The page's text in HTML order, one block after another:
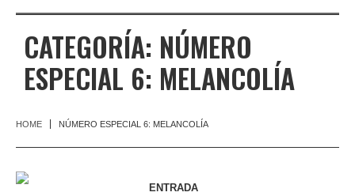
CATEGORÍA: NÚMERO
ESPECIAL 6: MELANCOLÍA
HOME NÚMERO ESPECIAL 6: MELANCOLÍA
ENTRADA